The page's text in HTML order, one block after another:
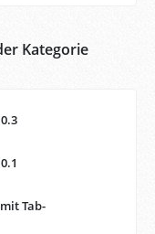
Kategorie
Tab-